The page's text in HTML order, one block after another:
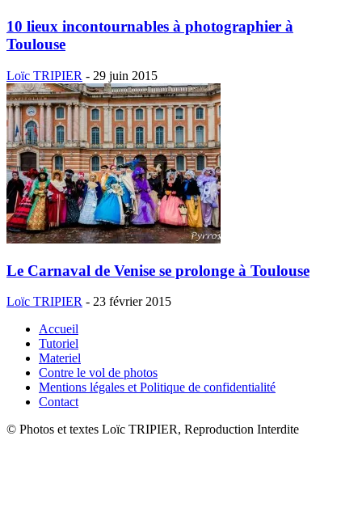
10 lieux incontournables à photographier à
Toulouse
Loïc TRIPIER - 29 juin 2015
Le Carnaval de Venise se prolonge à Toulouse
Loïc TRIPIER - 23 février 2015
Accueil
Tutoriel
Materiel
Contre le vol de photos
Mentions légales et Politique de confidentialité
Contact
© Photos et textes Loïc TRIPIER, Reproduction Interdite